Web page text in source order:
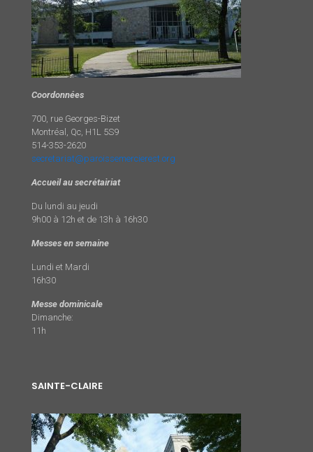
Coordonnées
700, rue Georges-Bizet
Montréal, Qc, H1L 5S9
514-353-2620
secretariat@paroissemercierest.org
Accueil au secrétairiat
Du lundi au jeudi
9h00 à 12h et de 13h à 16h30
Messes en semaine
Lundi et Mardi
16h30
Messe dominicale
Dimanche:
11h
SAINTE-CLAIRE